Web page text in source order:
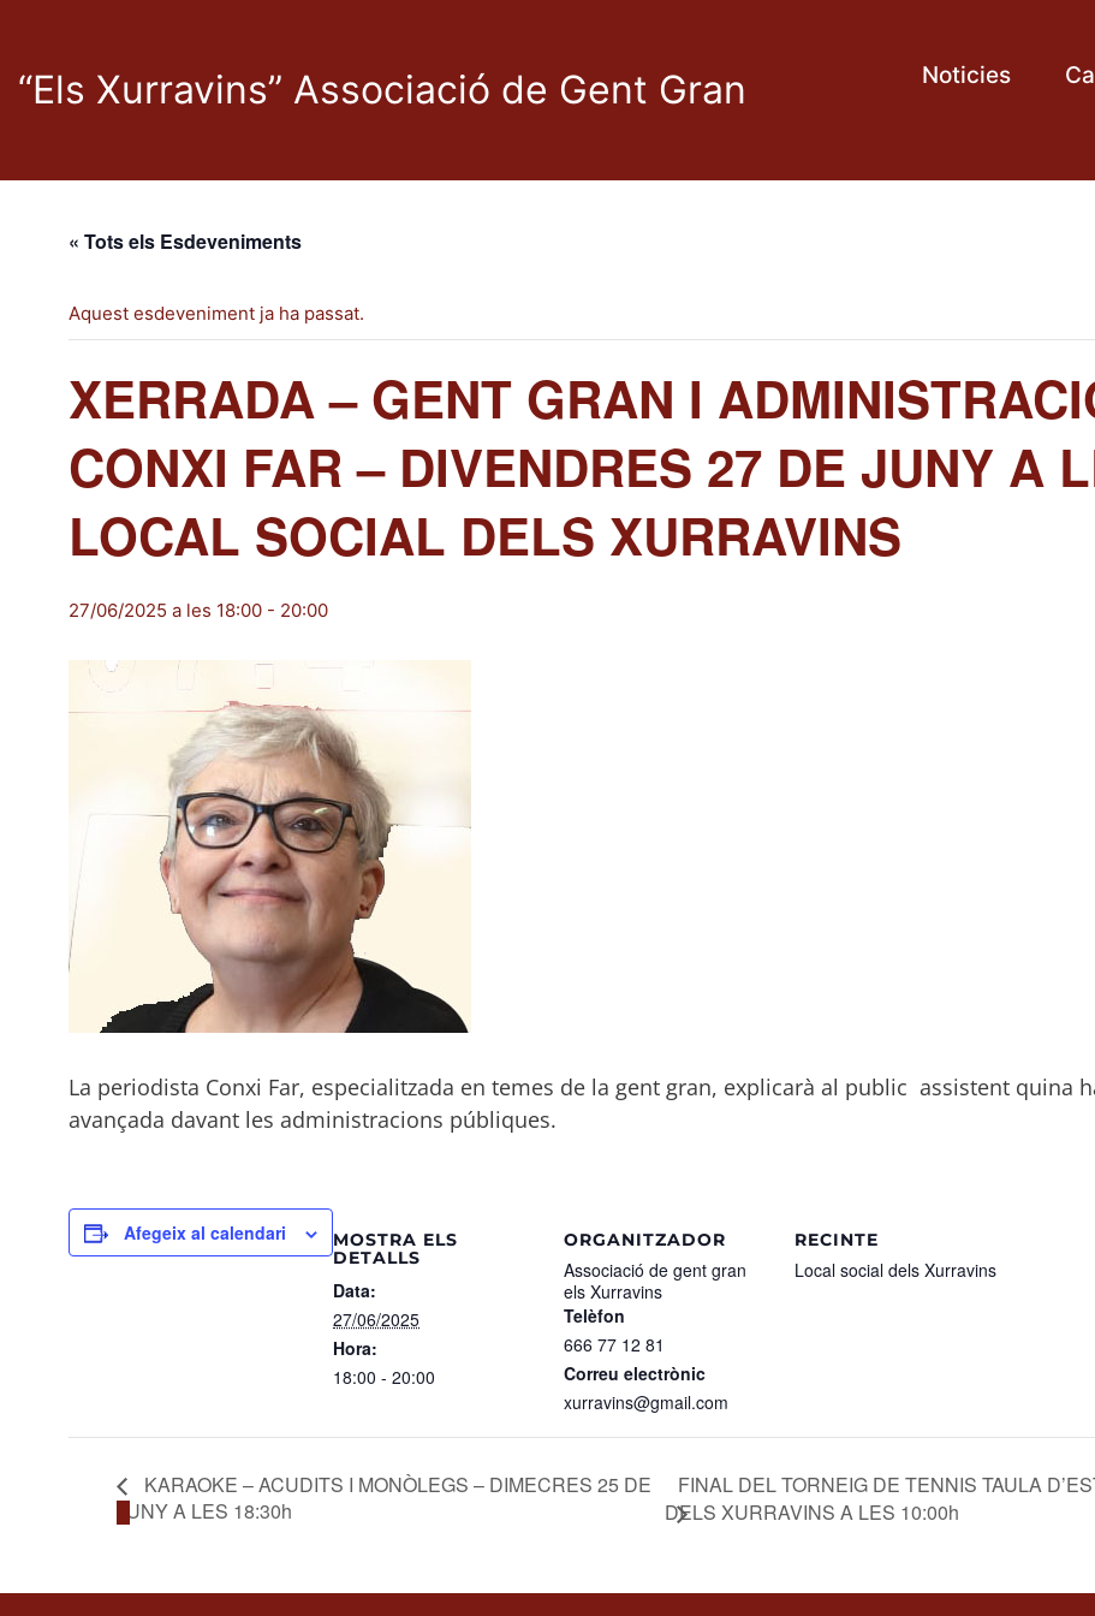
“Els Xurravins” Associació de Gent Gran Noticies
« Tots els Esdeveniments
Aquest esdeveniment ja ha passat.
XERRADA – GENT GRAN I
CONXI FAR – DIVENDRES 27 DE JUNY A
LOCAL SOCIAL DELS XURRAVINS
27/06/2025 a les 18:00 - 20:00
La periodista Conxi Far, especialitzada en temes de la gent gran, explicarà al public assistent quina
avançada davant les administracions públiques.
Afegeix al calendari
MOSTRA ELS
DETALLS
Data:
27/06/2025
Hora:
18:00 - 20:00
ORGANITZADOR
Associació de gent gran
els Xurravins
Telèfon
666 77 12 81
Correu electrònic
xurravins@gmail.com
RECINTE
Local social dels Xurravins
KARAOKE – ACUDITS I MONÒLEGS – DIMECRES 25 DE
JUNY A LES 18:30h
FINAL DEL TORNEIG DE TENNIS TAULA
DELS XURRAVINS A LES 10:00h